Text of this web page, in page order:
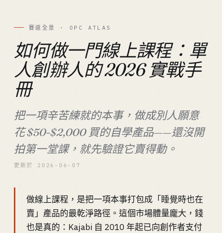
賽道全景 · OPC ATLAS
如何做一門線上課程：單
人創辦人的 2026 實戰手
冊
把一項辛苦練就的本事，做成別人願意
花 $50-$2,000 買的自學產品——還沒開
拍第一堂課，就先驗證它賣得動。
更新於 2026-06-07
做線上課程，是把一項本事打包成「睡覺時也在
賣」產品的最乾淨路徑。這個市場體量龐大，錢
也是真的：Kajabi 自 2010 年起已向創作者支付